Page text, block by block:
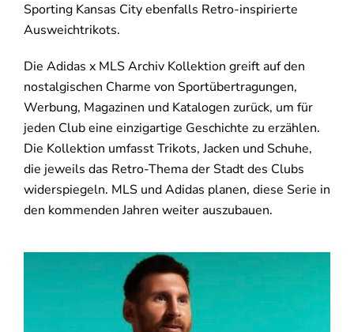
Sporting Kansas City ebenfalls Retro-inspirierte
Ausweichtrikots.
Die Adidas x MLS Archiv Kollektion greift auf den
nostalgischen Charme von Sportübertragungen,
Werbung, Magazinen und Katalogen zurück, um für
jeden Club eine einzigartige Geschichte zu erzählen.
Die Kollektion umfasst Trikots, Jacken und Schuhe,
die jeweils das Retro-Thema der Stadt des Clubs
widerspiegeln. MLS und Adidas planen, diese Serie in
den kommenden Jahren weiter auszubauen.